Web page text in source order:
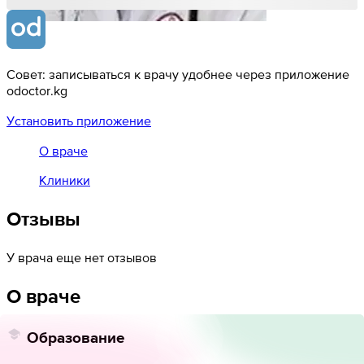
Совет: записываться к врачу удобнее через приложение
odoctor.kg
Установить приложение
О враче
Клиники
Отзывы
У врача еще нет отзывов
О враче
Образование